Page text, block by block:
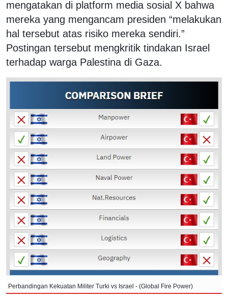
mengatakan di platform media sosial X bahwa
mereka yang mengancam presiden “melakukan
hal tersebut atas risiko mereka sendiri.”
Postingan tersebut mengkritik tindakan Israel
terhadap warga Palestina di Gaza.
Perbandingan Kekuatan Militer Turki vs Israel - (Global Fire Power)